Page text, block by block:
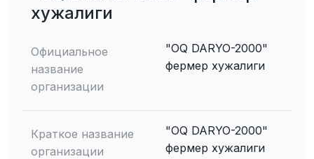
хужалиги
Официальное
название
организации
"OQ DARYO-2000"
фермер хужалиги
Краткое название
организации
"OQ DARYO-2000"
фермер хужалиги